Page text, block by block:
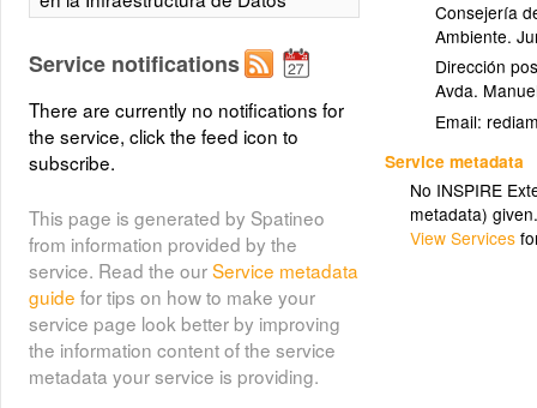
Consejería
Ambiente.
Dirección
Avda.
Email:
Service metadata
No INSPIRE
metadata)
View Services
Espaciales de Andalucía, siguiendo
las directrices del Sistema
Cartográfico de Andalucía.
Ortofoto incendio Lanjarón
(Granada) color (RGB) de 2005
Ortofoto Color (RGB) del ámbito del
incendio de Lanjarón (Granada)
con resolución 0.25 m, generada a
partir del vuelo fotogramétrico digital
de 2005, que afectó al Parque
Natural y Parque Nacional de
Service notifications
There are currently no notifications for
the service, click the feed icon to
subscribe.
This page is generated by Spatineo
from information provided by the
service. Read the ourService metadata
guide for tips on how to make your
service page look better by improving
the information content of the service
metadata your service is providing.